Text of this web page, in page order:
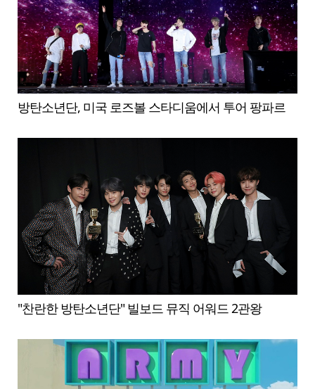
방탄소년단, 미국 로즈볼 스타디움에서 투어 팡파르
"찬란한 방탄소년단" 빌보드 뮤직 어워드 2관왕